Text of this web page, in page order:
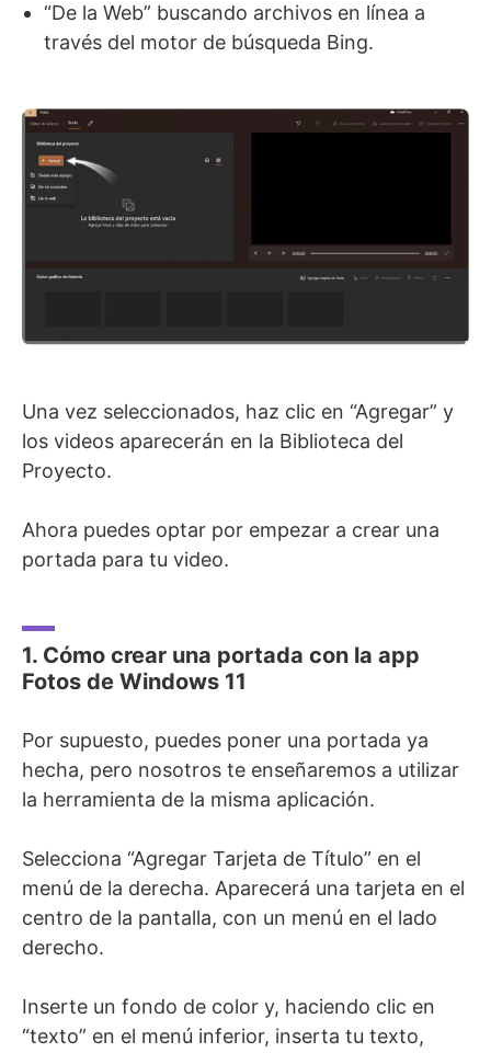
“De la Web” buscando archivos en línea a
través del motor de búsqueda Bing.
Una vez seleccionados, haz clic en “Agregar” y
los videos aparecerán en la Biblioteca del
Proyecto.
Ahora puedes optar por empezar a crear una
portada para tu video.
1. Cómo crear una portada con la app
Fotos de Windows 11
Por supuesto, puedes poner una portada ya
hecha, pero nosotros te enseñaremos a utilizar
la herramienta de la misma aplicación.
Selecciona “Agregar Tarjeta de Título” en el
menú de la derecha. Aparecerá una tarjeta en el
centro de la pantalla, con un menú en el lado
derecho.
Inserte un fondo de color y, haciendo clic en
“texto” en el menú inferior, inserta tu texto,